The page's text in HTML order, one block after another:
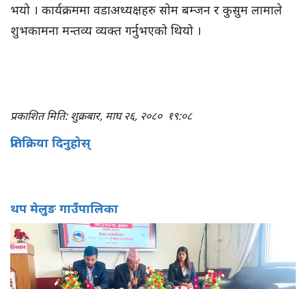
भयो । कार्यक्रममा वडाअध्यक्षहरु सोम बम्जन र कुसुम लामाले
शुभकामना मन्तव्य व्यक्त गर्नुभएको थियो ।
प्रकाशित मिति: शुक्रबार, माघ २६, २०८० १९:०८
प्रतिक्रिया दिनुहोस्
थप मेलुङ गाउँपालिका